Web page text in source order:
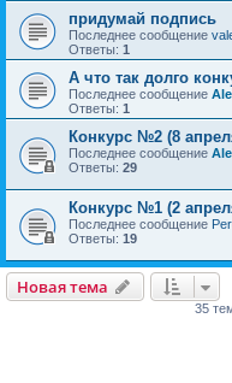
придумай подпись
Последнее сообщение
Ответы: 1
А что так долго
Последнее сообщение
Ответы: 1
Конкурс №2 (8
Последнее сообщение
Ответы: 29
Конкурс №1 (2
Последнее сообщение
Ответы: 19
Новая тема
35